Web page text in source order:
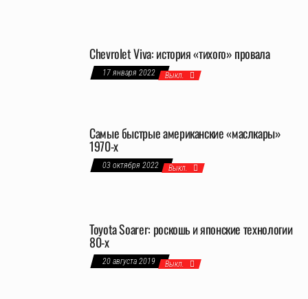
Chevrolet Viva: история «тихого» провала
17 января 2022 Выкл.
Самые быстрые американские «маслкары»
1970-х
03 октября 2022 Выкл.
Toyota Soarer: роскошь и японские технологии
80-х
20 августа 2019 Выкл.